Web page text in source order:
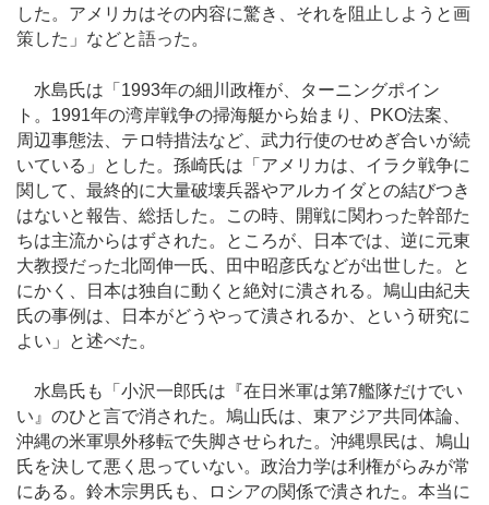
した。アメリカはその内容に驚き、それを阻止しようと画
策した」などと語った。
水島氏は「1993年の細川政権が、ターニングポイン
ト。1991年の湾岸戦争の掃海艇から始まり、PKO法案、
周辺事態法、テロ特措法など、武力行使のせめぎ合いが続
いている」とした。孫崎氏は「アメリカは、イラク戦争に
関して、最終的に大量破壊兵器やアルカイダとの結びつき
はないと報告、総括した。この時、開戦に関わった幹部た
ちは主流からはずされた。ところが、日本では、逆に元東
大教授だった北岡伸一氏、田中昭彦氏などが出世した。と
にかく、日本は独自に動くと絶対に潰される。鳩山由紀夫
氏の事例は、日本がどうやって潰されるか、という研究に
よい」と述べた。
水島氏も「小沢一郎氏は『在日米軍は第7艦隊だけでい
い』のひと言で消された。鳩山氏は、東アジア共同体論、
沖縄の米軍県外移転で失脚させられた。沖縄県民は、鳩山
氏を決して悪く思っていない。政治力学は利権がらみが常
にある。鈴木宗男氏も、ロシアの関係で潰された。本当に